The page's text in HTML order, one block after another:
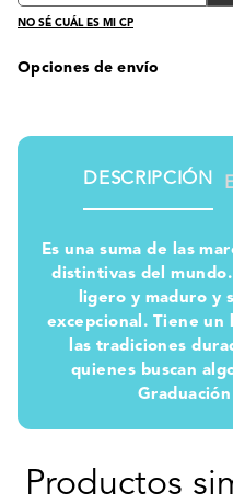
NO SÉ CUÁL ES MI CP
Opciones de envío
DESCRIPCIÓN
Es una suma de las
distintivas del
ligero y maduro y
excepcional. Tiene un
las tradiciones
quienes buscan
Productos